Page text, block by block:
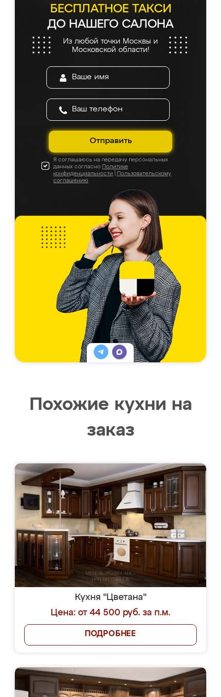
БЕСПЛАТНОЕ ТАКСИ
ДО НАШЕГО САЛОНА
Из любой точки Москвы и
Московской области!
Отправить
Я соглашаюсь на передачу персональных
данных согласно Политике
конфиденциальности
Пользовательскому
соглашению
Похожие кухни на
заказ
Кухня "Цветана"
Цена: от 44 500 руб. за п.м.
ПОДРОБНЕЕ